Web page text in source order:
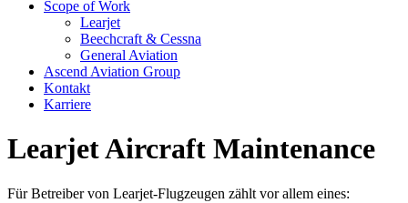
Scope of Work
Learjet
Beechcraft & Cessna
General Aviation
Ascend Aviation Group
Kontakt
Karriere
Learjet Aircraft Maintenance
Für Betreiber von Learjet-Flugzeugen zählt vor allem eines: